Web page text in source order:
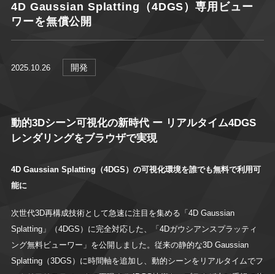
4D Gaussian Splatting（4DGS）専用ビュー
ワーを無償公開
2025.10.26 開発
動的3Dシーン可視化の新時代 ー リアルタイム4DGS
レンダリングをブラウザで実現
4D Gaussian Splatting（4DGS）の可視化環境を誰でも無料で利用可
能に
次世代3D再構成技術として急速に注目を集める「4D Gaussian
Splatting」（4DGS）に完全対応した、「4Dガウシアンスプラッティ
ング無料ビューワー」を公開しました。従来の静的な3D Gaussian
Splatting（3DGS）に時間軸を追加し、動的シーンをリアルタイムでフ